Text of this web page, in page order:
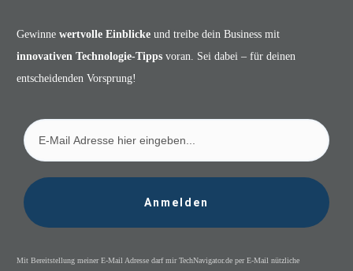
Gewinne wertvolle Einblicke und treibe dein Business mit
innovativen Technologie-Tipps voran. Sei dabei – für deinen
entscheidenden Vorsprung!
Anmelden
Mit Bereitstellung meiner E-Mail Adresse darf mir TechNavigator.de per E-Mail nützliche